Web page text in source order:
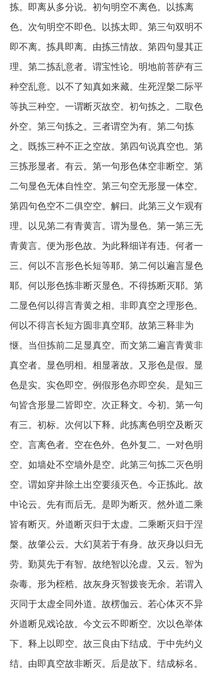
拣。即离从多分说。初句明空不离色。以拣离
色。次句明空不即色。以拣太即。第三句双明不
即不离。拣具即离。由拣三情故。第四句显其正
理。第二拣乱意者。谓宝性论。明地前菩萨有三
种空乱意。以不了知真如来藏。生死涅槃二际平
等执三种空。一谓断灭故空。初句拣之。二取色
外空。第三句拣之。三者谓空为有。第二句拣
之。既拣三种不正之空故。第四句说真空也。第
三拣形显者。有云。第一句形色体空非断空。第
二句显色无体自性空。第三句空无形显一体空。
第四句色空不二俱空空。解曰。此第三义乍观有
理。以见第二有青黄言。谓为显色。第一第三无
青黄言。便为形色故。为此释细详有违。何者一
三。何以不言形色长短等耶。第二何以遍言显色
耶。何以形色拣非断灭显色。不得拣断灭耶。第
二显色何以得言青黄之相。非即真空之理形色。
何以不得言长短方圆非真空耶。故第三释非为
惬。当但拣前二足显真空。而文第二遍言青黄非
真空者。显色明相。相显著故。又形色是假。显
色是实。实色即空。例假形色亦即空矣。是知三
句皆含形显二皆即空。次正释文。今初。第一句
有三。初标。次何以下释。此拣离色明空及断灭
空。言离色者。空在色外。色外复二。一对色明
空。如墙处不空墙外是空。此第三句拣二灭色明
空。谓如穿井除土出空要须灭色。今正拣此。故
中论云。先有而后无。是即为断灭。然外道二乘
皆有断灭。外道断灭归于太虚。二乘断灭归于涅
槃。故肇公云。大幻莫若于有身。故灭身以归无
劳。勤莫先于有智。故绝智以沦虚。又云。智为
杂毒。形为桎梏。故灰身灭智拨丧无余。若谓入
灭同于太虚全同外道。故楞伽云。若心体灭不异
外道断见戏论故。今文云不即断空。次以色举体
下。释上以即空。故三良由下结成。于中先约义
结。由即真空故非断灭。后是故下。结成标名。